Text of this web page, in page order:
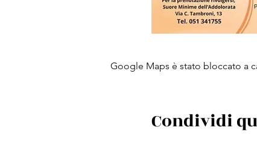
Google Maps è stato bloccato a
Condividi